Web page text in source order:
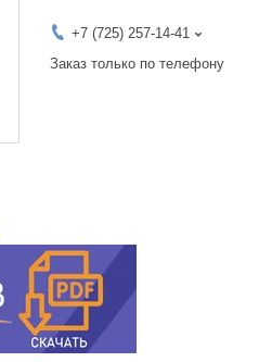
+7 (725) 257-14-41
Заказ только по телефону